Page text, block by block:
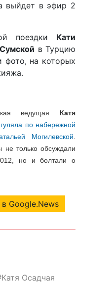
выйдет в эфир 2
поездки Кати
в Турцию
фото, на которых
ведущая Катя
гуляла по набережной
Могилевской
только обсуждали
но и болтали о
в Google.News
Катя Осадчая